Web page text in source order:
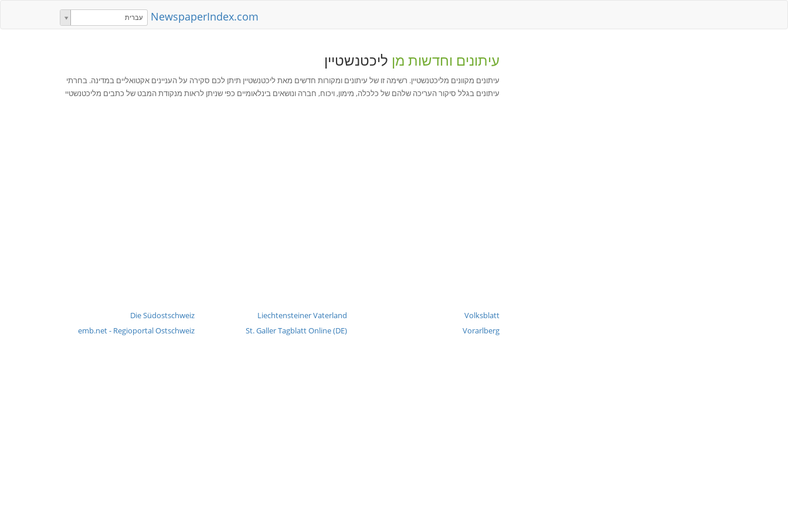
NewspaperIndex.com עברית
עיתונים וחדשות מן ליכטנשטיין
עיתונים מקוונים מליכטנשטיין. רשימה זו של עיתונים ומקורות חדשים מאת ליכטנשטיין תיתן לכם סקירה על העניינים אקטואליים במדינה. בחרתי
עיתונים בגלל סיקור העריכה שלהם של כלכלה, מימון, ויכוח, חברה ונושאים בינלאומיים כפי שניתן לראות מנקודת המבט של כתבים מליכטנשטיי
Die Südostschweiz
emb.net - Regioportal Ostschweiz
Liechtensteiner Vaterland
St. Galler Tagblatt Online (DE)
Volksblatt
Vorarlberg